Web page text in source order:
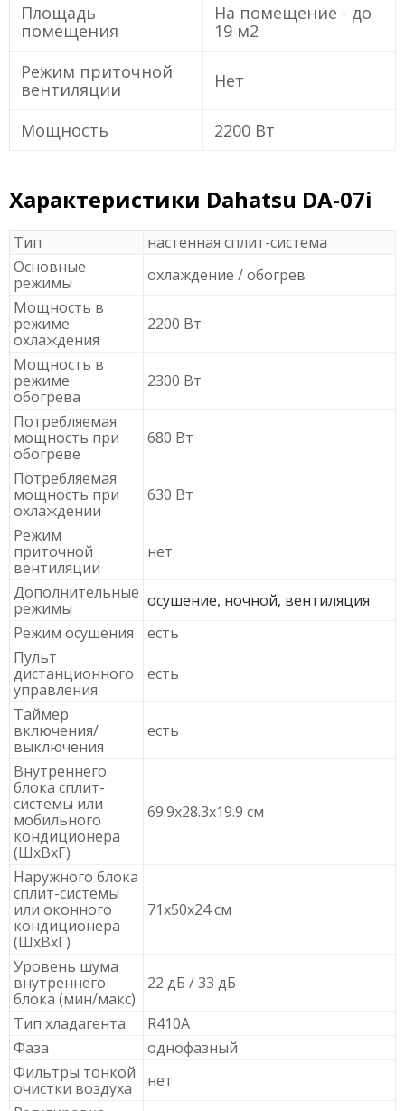
Площадь
помещения
На помещение - до
19 м2
Режим приточной
вентиляции
Нет
Мощность 2200 Вт
Характеристики Dahatsu DA-07i
Тип
настенная сплит-система
Основные
режимы
охлаждение / обогрев
Мощность в
режиме
охлаждения
2200 Вт
Мощность в
режиме
обогрева
2300 Вт
Потребляемая
мощность при
обогреве
680 Вт
Потребляемая
мощность при
охлаждении
630 Вт
Режим
приточной
вентиляции
нет
Дополнительные
режимы
осушение, ночной, вентиляция
Режим осушения
есть
Пульт
дистанционного
управления
есть
Таймер
включения/
выключения
есть
Внутреннего
блока сплит-
системы или
мобильного
кондиционера
(ШxВxГ)
69.9x28.3x19.9 см
Наружного блока
сплит-системы
или оконного
кондиционера
(ШxВxГ)
71x50x24 см
Уровень шума
внутреннего
блока (мин/макс)
22 дБ / 33 дБ
Тип хладагента
R410A
Фаза
однофазный
Фильтры тонкой
очистки воздуха
нет